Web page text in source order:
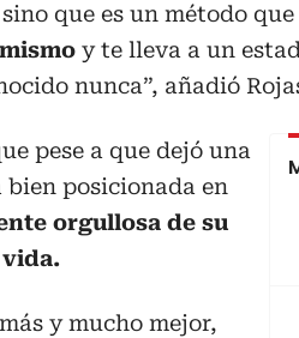
que es un método que
y te lleva a un
nunca”, añadió
pese a que dejó una
posicionada en
orgullosa de su
y mucho mejor,